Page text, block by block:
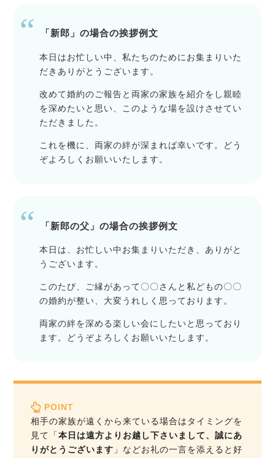
「新郎」の場合の挨拶例文
本日はお忙しい中、私たちのためにお集まりいた
だきありがとうございます。
改めて婚約のご報告と両家の家族を紹介をし親睦
を深めたいと思い、このような場を設けさせてい
ただきました。
これを機に、両家の絆が深まれば幸いです。どう
ぞよろしくお願いいたします。
「新郎の父」の場合の挨拶例文
本日は、お忙しい中お集まりいただき、ありがと
うございます。
このたび、ご縁があって〇〇さんと私どもの〇〇
の婚約が整い、大変うれしく思っております。
両家の絆を深める楽しい会にしたいと思っており
ます。どうぞよろしくお願いいたします。
POINT
相手の家族が遠くから来ている場合はタイミングを
見て「本日は遠方よりお越し下さいまして、誠にあ
りがとうございます 」などお礼の一言を添えると好